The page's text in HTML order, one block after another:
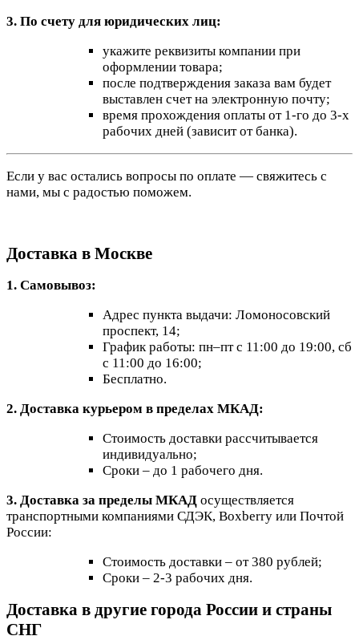
3. По счету для юридических лиц:
укажите реквизиты компании при
оформлении товара;
после подтверждения заказа вам будет
выставлен счет на электронную почту;
время прохождения оплаты от 1-го до 3-х
рабочих дней (зависит от банка).
Если у вас остались вопросы по оплате — свяжитесь с
нами, мы с радостью поможем.
Доставка в Москве
1. Самовывоз:
Адрес пункта выдачи: Ломоносовский
проспект, 14;
График работы: пн–пт с 11:00 до 19:00, сб
с 11:00 до 16:00;
Бесплатно.
2. Доставка курьером в пределах МКАД:
Стоимость доставки рассчитывается
индивидуально;
Сроки – до 1 рабочего дня.
3. Доставка за пределы МКАД осуществляется
транспортными компаниями СДЭК, Boxberry или Почтой
России:
Стоимость доставки – от 380 рублей;
Сроки – 2-3 рабочих дня.
Доставка в другие города России и страны
СНГ